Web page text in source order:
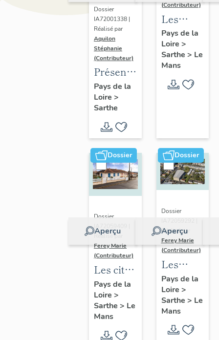
Dossier
IA72001338 |
Réalisé par
Aquilon
Stéphanie
(Contributeur)
Présentation
de
l'opération
Vallée
du Loir,
autour
de La
Chartre-
sur-le-
Loir
Pays de la
Loire >
Sarthe
(Contributeur)
Les
faubourgs
du Mans
:
de
Pays de la
Loire >
Sarthe > Le
Mans
Dossier
Aperçu
Dossier
IA72059409 |
Réalisé par
Ferey Marie
(Contributeur)
Les cités
castors
du Mans
Pays de la
Loire >
Sarthe > Le
Mans
Dossier
Aperçu
Dossier
Réalisé par
Ferey Marie
(Contributeur)
Les
édifices
de culte
du XXe
Mans
Pays de la
Loire >
Sarthe > Le
Mans